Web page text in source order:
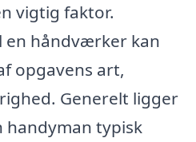
vigtig faktor.
en håndværker kan
opgavens art,
Generelt ligger
typisk